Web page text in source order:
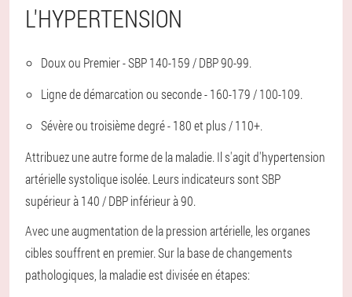
L'HYPERTENSION
Doux ou Premier - SBP 140-159 / DBP 90-99.
Ligne de démarcation ou seconde - 160-179 / 100-109.
Sévère ou troisième degré - 180 et plus / 110+.
Attribuez une autre forme de la maladie. Il s'agit d'hypertension
artérielle systolique isolée. Leurs indicateurs sont SBP
supérieur à 140 / DBP inférieur à 90.
Avec une augmentation de la pression artérielle, les organes
cibles souffrent en premier. Sur la base de changements
pathologiques, la maladie est divisée en étapes: